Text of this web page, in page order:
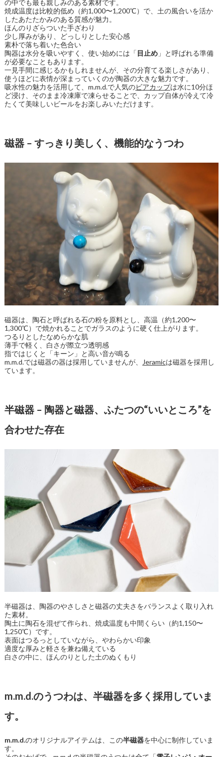
の中でも最も親しみのある素材です。
焼成温度は比較的低め（約1,000〜1,200℃）で、土の風合いを活か
したあたたかみのある質感が魅力。
ほんのりざらついた手ざわり
少し厚みがあり、どっしりとした安心感
素朴で落ち着いた色合い
陶器は水分を吸いやすく、使い始めには「目止め」と呼ばれる準備
が必要なこともあります。
一見手間に感じるかもしれませんが、その分育てる楽しさがあり、
使うほどに表情が深まっていくのが陶器の大きな魅力です。
吸水性の魅力を活用して、m.m.d.で人気のビアカップは水に10分ほ
ど浸け、そのまま冷凍庫で凍らせることで、カップ自体が冷えて冷
たくて美味しいビールをお楽しみいただけます。
磁器 – すっきり美しく、機能的なうつわ
磁器は、陶石と呼ばれる石の粉を原料とし、高温（約1,200〜
1,300℃）で焼かれることでガラスのように硬く仕上がります。
つるりとしたなめらかな肌
薄手で軽く、白さが際立つ透明感
指ではじくと「キーン」と高い音が鳴る
m.m.d.では磁器の器は採用していませんが、
Jeramicは磁器を採用し
ています。
半磁器 – 陶器と磁器、ふたつの“いいところ”を
合わせた存在
半磁器は、陶器のやさしさと磁器の丈夫さをバランスよく取り入れ
た素材。
陶土に陶石を混ぜて作られ、焼成温度も中間くらい（約1,150〜
1,250℃）です。
表面はつるっとしていながら、やわらかい印象
適度な厚みと軽さを兼ね備えている
白さの中に、ほんのりとした土のぬくもり
m.m.d.のうつわは、半磁器を多く採用していま
す。
m.m.d.のオリジナルアイテムは、この半磁器を中心に制作していま
す。